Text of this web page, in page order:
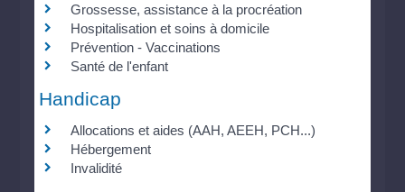
Grossesse, assistance à la procréation
Hospitalisation et soins à domicile
Prévention - Vaccinations
Santé de l'enfant
Handicap
Allocations et aides (AAH, AEEH, PCH...)
Hébergement
Invalidité